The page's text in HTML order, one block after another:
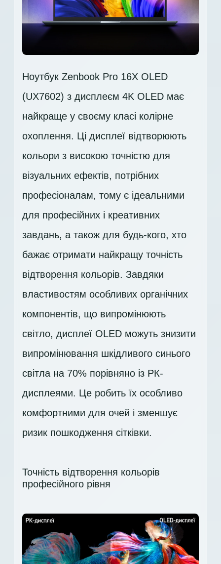
Ноутбук Zenbook Pro 16X OLED
(UX7602) з дисплеєм 4K OLED має
найкраще у своєму класі колірне
охоплення. Ці дисплеї відтворюють
кольори з високою точністю для
візуальних ефектів, потрібних
професіоналам, тому є ідеальними
для професійних і креативних
завдань, а також для будь-кого, хто
бажає отримати найкращу точність
відтворення кольорів. Завдяки
властивостям особливих органічних
компонентів, що випромінюють
світло, дисплеї OLED можуть знизити
випромінювання шкідливого синього
світла на 70% порівняно із РК-
дисплеями. Це робить їх особливо
комфортними для очей і зменшує
ризик пошкодження сітківки.
Точність відтворення кольорів
професійного рівня